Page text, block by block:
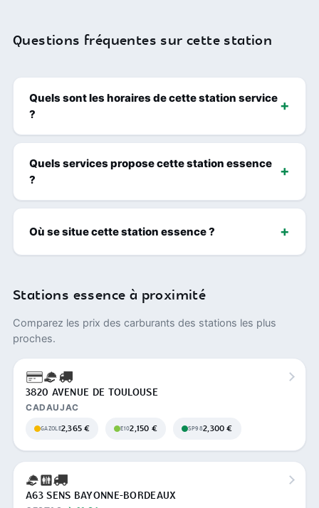
Questions fréquentes sur cette station
Quels sont les horaires de cette station service
?
Quels services propose cette station essence
?
Où se situe cette station essence ?
Stations essence à proximité
Comparez les prix des carburants des stations les plus
proches.
3820 AVENUE DE TOULOUSE
CADAUJAC
GAZOLE2,365 € E102,150 € SP982,300 €
A63 SENS BAYONNE-BORDEAUX